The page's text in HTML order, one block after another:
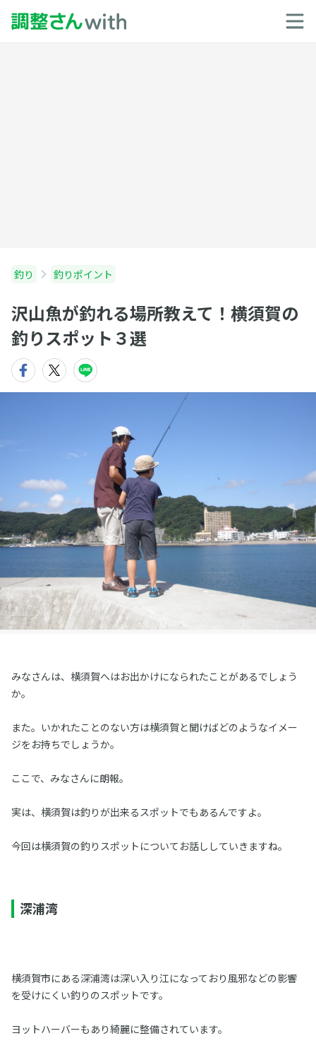
釣り 釣りポイント
沢山魚が釣れる場所教えて！横須賀の
釣りスポット３選
みなさんは、横須賀へはお出かけになられたことがあるでしょう
か。
また。いかれたことのない方は横須賀と聞けばどのようなイメー
ジをお持ちでしょうか。
ここで、みなさんに朗報。
実は、横須賀は釣りが出来るスポットでもあるんですよ。
今回は横須賀の釣りスポットについてお話ししていきますね。
深浦湾
横須賀市にある深浦湾は深い入り江になっており風邪などの影響
を受けにくい釣りのスポットです。
ヨットハーバーもあり綺麗に整備されています。